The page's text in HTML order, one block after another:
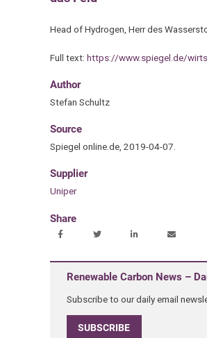
Head of Hydrogen, Herr des
Full text: https://www.spiegel.de/
Author
Stefan Schultz
Source
Spiegel online.de, 2019-04-07.
Supplier
Uniper
Share
Renewable Carbon News –
Subscribe to our daily email
SUBSCRIBE